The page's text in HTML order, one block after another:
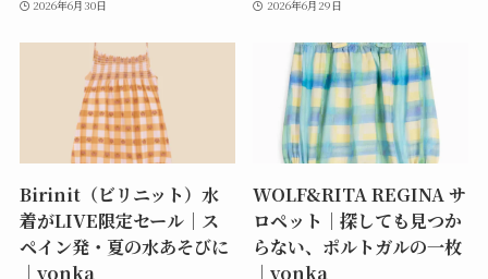
2026年6月30日 2026年6月29日
Birinit（ビリニット）水
着がLIVE限定セール｜ス
ペイン発・夏の水あそびに
｜yonka
WOLF&RITA REGINA サ
ロペット｜探しても見つか
らない、ポルトガルの一枚
｜yonka